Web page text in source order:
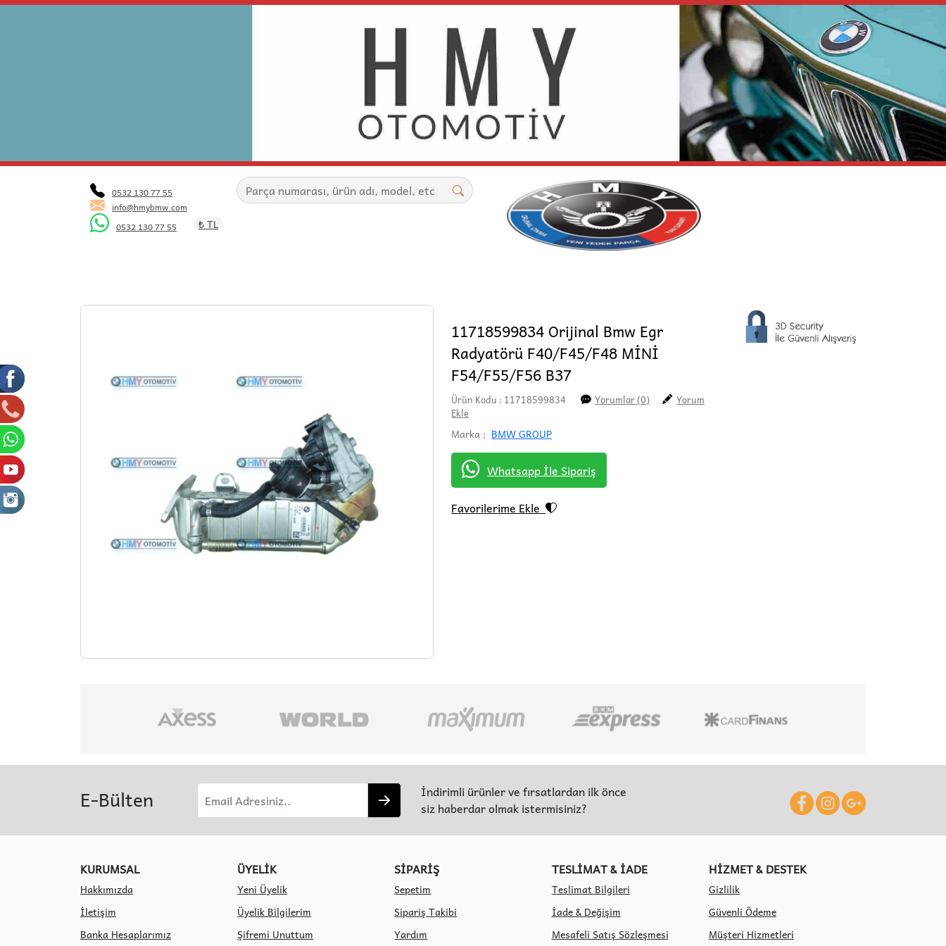
0532 130 77 55
info@hmybmw.com
0532 130 77 55
₺ TL
11718599834 Orijinal Bmw Egr
Radyatörü F40/F45/F48 MİNİ
F54/F55/F56 B37
Ürün Kodu : 11718599834 Yorumlar (0)
Yorum
Ekle
Marka : BMW GROUP
Whatsapp İle Sipariş
Favorilerime Ekle
E-Bülten
İndirimli ürünler ve fırsatlardan ilk önce
siz haberdar olmak istermisiniz?
KURUMSAL
Hakkımızda
İletişim
Banka Hesaplarımız
ÜYELİK
Yeni Üyelik
Üyelik Bilgilerim
Şifremi Unuttum
SİPARİŞ
Sepetim
Sipariş Takibi
Yardım
TESLİMAT & İADE
Teslimat Bilgileri
İade & Değişim
Mesafeli Satış Sözleşmesi
HİZMET & DESTEK
Gizlilik
Güvenli Ödeme
Müşteri Hizmetleri